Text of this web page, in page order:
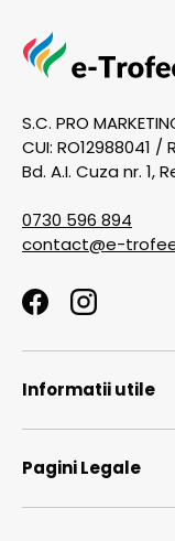
S.C. PRO
CUI: RO12988041 /
Bd. A.I. Cuza nr. 1,
0730 596 894
contact@e-
FacebookInstagram
Informatii utile
Pagini Legale